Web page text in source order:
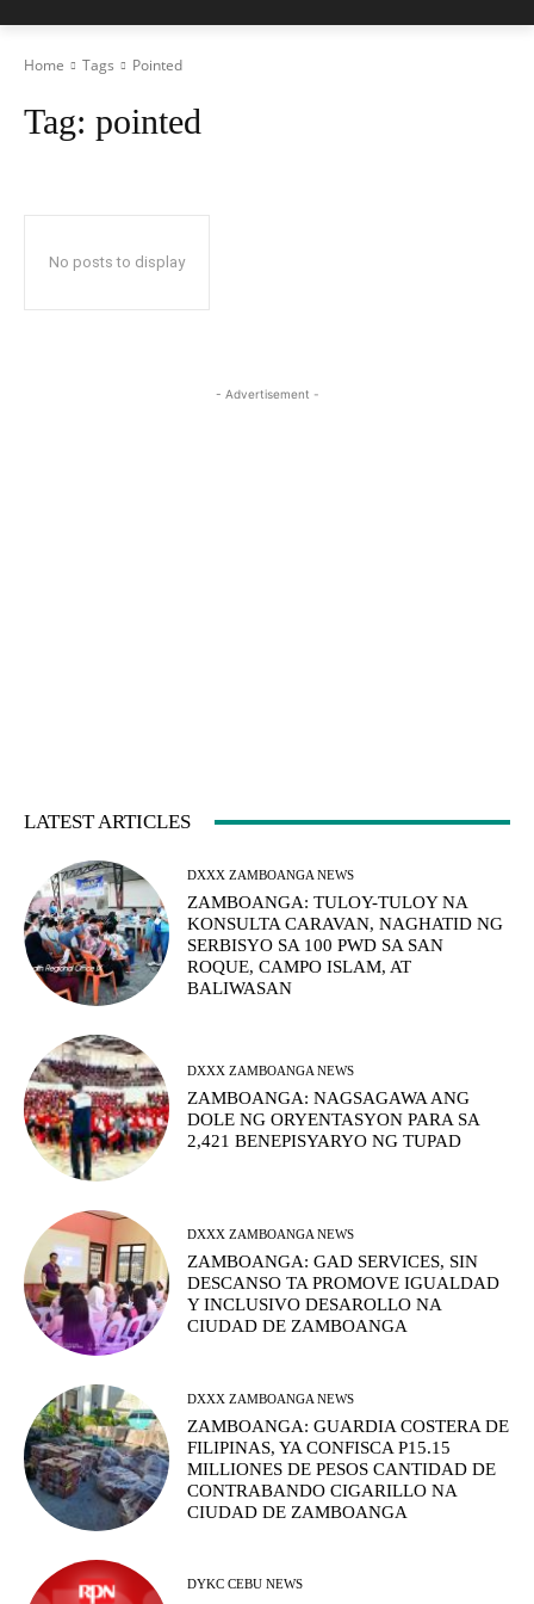
Home Tags Pointed
Tag: pointed
No posts to display
- Advertisement -
LATEST ARTICLES
DXXX ZAMBOANGA NEWS
ZAMBOANGA: TULOY-TULOY NA
KONSULTA CARAVAN, NAGHATID NG
SERBISYO SA 100 PWD SA SAN
ROQUE, CAMPO ISLAM, AT
BALIWASAN
DXXX ZAMBOANGA NEWS
ZAMBOANGA: NAGSAGAWA ANG
DOLE NG ORYENTASYON PARA SA
2,421 BENEPISYARYO NG TUPAD
DXXX ZAMBOANGA NEWS
ZAMBOANGA: GAD SERVICES, SIN
DESCANSO TA PROMOVE IGUALDAD
Y INCLUSIVO DESAROLLO NA
CIUDAD DE ZAMBOANGA
DXXX ZAMBOANGA NEWS
ZAMBOANGA: GUARDIA COSTERA DE
FILIPINAS, YA CONFISCA P15.15
MILLIONES DE PESOS CANTIDAD DE
CONTRABANDO CIGARILLO NA
CIUDAD DE ZAMBOANGA
DYKC CEBU NEWS